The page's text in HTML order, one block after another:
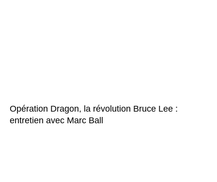
Opération Dragon, la révolution Bruce Lee :
entretien avec Marc Ball